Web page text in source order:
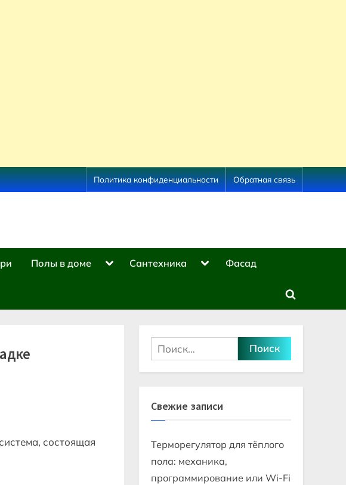
Политика конфиденциальности Обратная связь
Полы в доме
ToggleСантехника
ToggleФасад
Toggle
form
состоящая
Найти:
Свежие записи
Терморегулятор для тёплого
пола: механика,
программирование или Wi-Fi